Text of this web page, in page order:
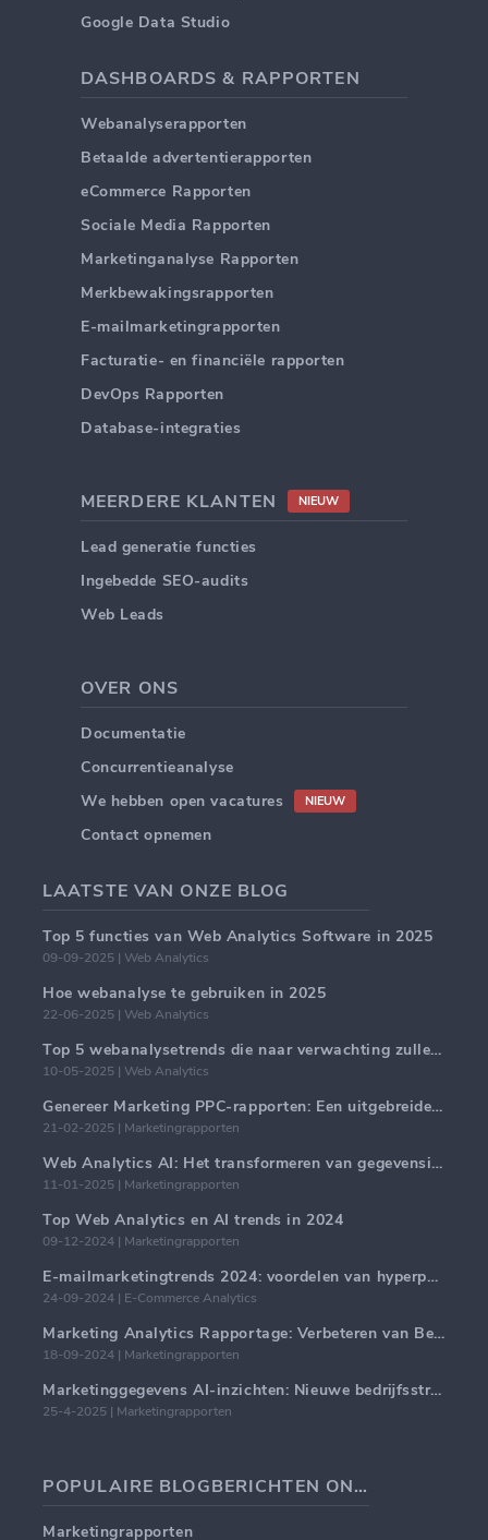
Google Data Studio
DASHBOARDS & RAPPORTEN
Webanalyserapporten
Betaalde advertentierapporten
eCommerce Rapporten
Sociale Media Rapporten
Marketinganalyse Rapporten
Merkbewakingsrapporten
E-mailmarketingrapporten
Facturatie- en financiële rapporten
DevOps Rapporten
Database-integraties
MEERDERE KLANTEN NIEUW
Lead generatie functies
Ingebedde SEO-audits
Web Leads
OVER ONS
Documentatie
Concurrentieanalyse
We hebben open vacatures
NIEUW
Contact opnemen
LAATSTE VAN ONZE BLOG
Top 5 functies van Web Analytics Software in 2025
09-09-2025 | Web Analytics
Hoe webanalyse te gebruiken in 2025
22-06-2025 | Web Analytics
Top 5 webanalysetrends die naar verwachting zullen domineren in 2025
10-05-2025 | Web Analytics
Genereer Marketing PPC-rapporten: Een uitgebreide handleiding
21-02-2025 | Marketingrapporten
Web Analytics AI: Het transformeren van gegevensinzichten met precisie
11-01-2025 | Marketingrapporten
Top Web Analytics en AI trends in 2024
09-12-2024 | Marketingrapporten
E-mailmarketingtrends 2024: voordelen van hyperpersonalisatie
24-09-2024 | E-Commerce Analytics
Marketing Analytics Rapportage: Verbeteren van Bedrijfsinzichten
18-09-2024 | Marketingrapporten
Marketinggegevens AI-inzichten: Nieuwe bedrijfsstrategieën voor 2024
25-4-2025 | Marketingrapporten
POPULAIRE BLOGBERICHTEN ONDERWERPEN
Marketingrapporten